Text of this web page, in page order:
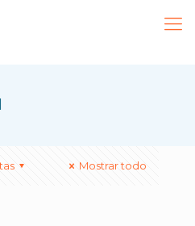
Mostrar todo